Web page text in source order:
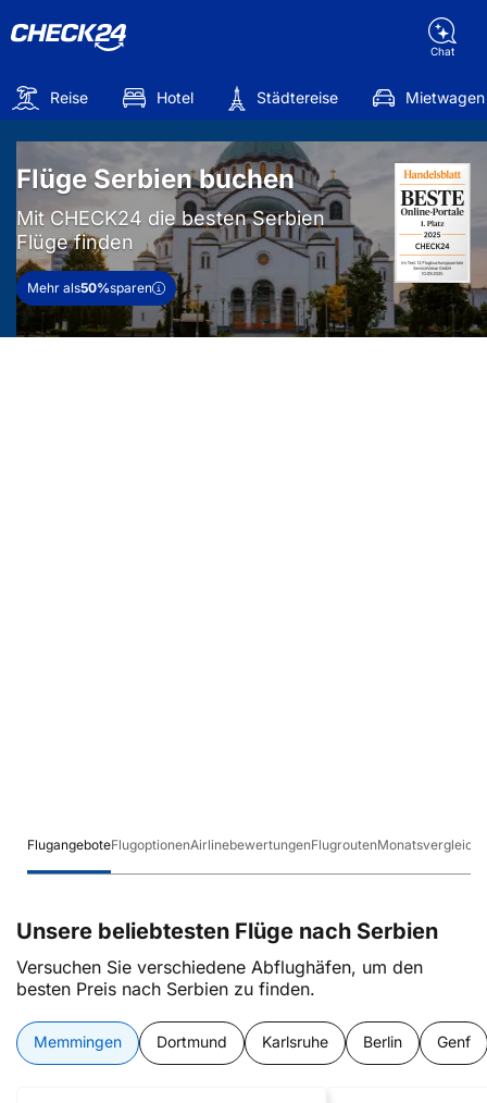
Chat
Reise Hotel Städtereise Mietwagen
Flüge Serbien buchen
Mit CHECK24 die besten Serbien
Flüge finden
Mehr als50%sparen
FlugangeboteFlugoptionenAirlinebewertungenFlugroutenMonatsvergleich
Unsere beliebtesten Flüge nach Serbien
Versuchen Sie verschiedene Abflughäfen, um den
besten Preis nach Serbien zu finden.
Memmingen Dortmund Karlsruhe Berlin Genf